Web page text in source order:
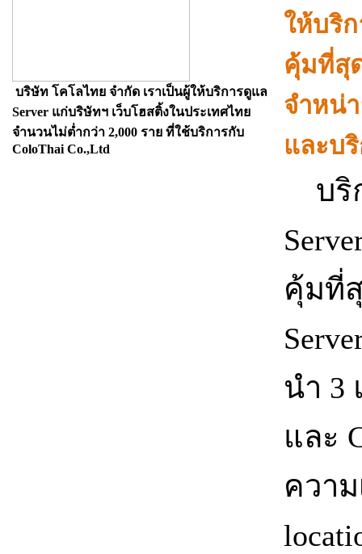
บริษัท โคโลไทย จำกัด เราเป็นผู้ให้บริการดูแล
Server แก่บริษัทฯ เว็บโฮสติ้งในประเทศไทย
จำนวนไม่ต่ำกว่า 2,000 ราย ที่ใช้บริการกับ
ColoThai Co.,Ltd
ให้บริ
คุ้มที่สุ
จำหน่
และบ
บริ
คุ้มที่
นำ 3
และ
ควา